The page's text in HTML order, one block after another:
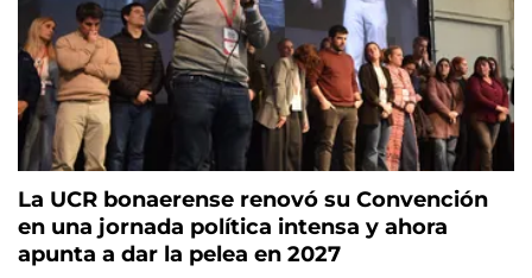
La UCR bonaerense renovó su Convención
en una jornada política intensa y ahora
apunta a dar la pelea en 2027